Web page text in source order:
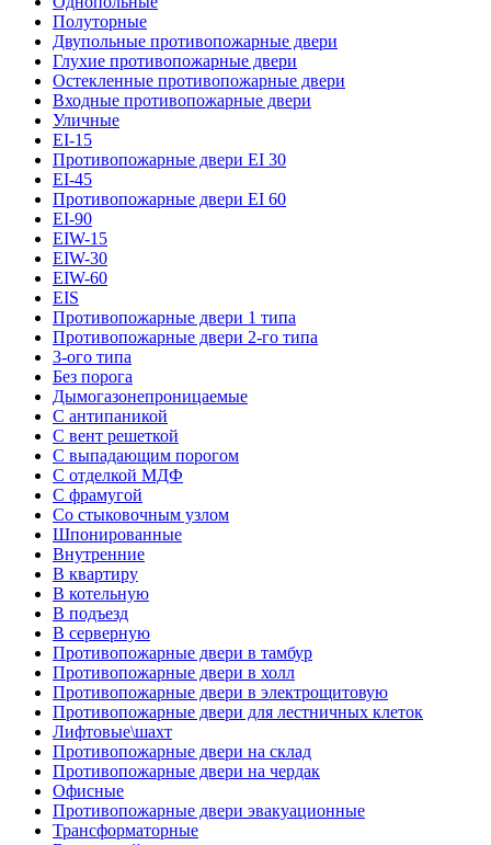
Полуторные
Двупольные противопожарные двери
Глухие противопожарные двери
Остекленные противопожарные двери
Входные противопожарные двери
Уличные
EI-15
Противопожарные двери EI 30
EI-45
Противопожарные двери EI 60
EI-90
EIW-15
EIW-30
EIW-60
EIS
Противопожарные двери 1 типа
Противопожарные двери 2-го типа
3-ого типа
Без порога
Дымогазонепроницаемые
С антипаникой
С вент решеткой
С выпадающим порогом
С отделкой МДФ
С фрамугой
Со стыковочным узлом
Шпонированные
Внутренние
В квартиру
В котельную
В подъезд
В серверную
Противопожарные двери в тамбур
Противопожарные двери в холл
Противопожарные двери в электрощитовую
Противопожарные двери для лестничных клеток
Лифтовые\шахт
Противопожарные двери на склад
Противопожарные двери на чердак
Офисные
Противопожарные двери эвакуационные
Трансформаторные